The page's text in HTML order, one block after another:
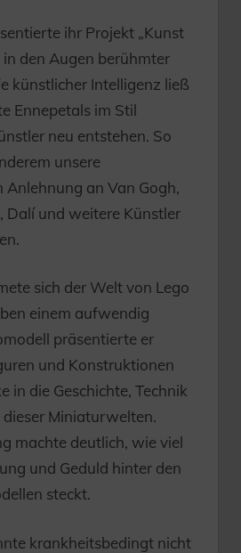
ihr Projekt „Kunst
in den Augen berühmter
künstlicher Intelligenz ließ
Ennepetals im Stil
neu entstehen. So
unsere
Anlehnung an Van Gogh,
Dalí und weitere Künstler
sich der Welt von Lego
einem aufwendig
präsentierte er
und Konstruktionen
in die Geschichte, Technik
Miniaturwelten.
machte deutlich, wie viel
und Geduld hinter den
steckt.
krankheitsbedingt nicht